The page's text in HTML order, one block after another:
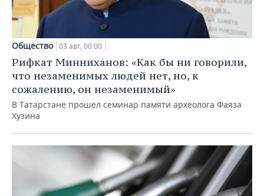
Общество 03 авг, 00:00
Рифкат Минниханов: «Как бы ни говорили,
что незаменимых людей нет, но, к
сожалению, он незаменимый»
В Татарстане прошел семинар памяти археолога Фаяза
Хузина